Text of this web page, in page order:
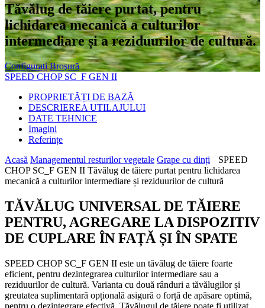
Tăvălug de tăiere purtat, pentru
lichidarea mecanică a culturilor
intermediare și a reziduurilor de cultură.
Configurați Broşură
SPEED CHOP SC_F GEN II
PROPRIETĂȚI DE BAZĂ
DESCRIEREA UTILAJULUI
DATE TEHNICE
Imagini
Referințe
Acasă Managementul resturilor vegetale Grape cu dinți
SPEED
CHOP SC_F GEN II Tăvălug de tăiere purtat pentru lichidarea
mecanică a culturilor intermediare și reziduurilor de cultură
TĂVĂLUG UNIVERSAL DE TĂIERE
PENTRU, AGREGARE LA DISPOZITIV
DE CUPLARE ÎN FAȚĂ ȘI ÎN SPATE
SPEED CHOP SC_F GEN II este un tăvălug de tăiere foarte
eficient, pentru dezintegrarea culturilor intermediare sau a
reziduurilor de cultură. Varianta cu două rânduri a tăvălugilor și
greutatea suplimentară opțională asigură o forță de apăsare optimă,
pentru o dezintegrare efectivă. Tăvălugul de tăiere poate fi utilizat